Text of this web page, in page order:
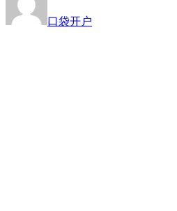
口袋开户